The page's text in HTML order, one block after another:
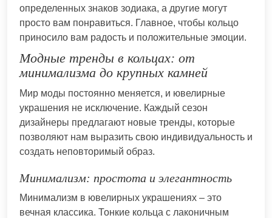
определенных знаков зодиака, а другие могут
просто вам понравиться. Главное, чтобы кольцо
приносило вам радость и положительные эмоции.
Модные тренды в кольцах: от
минимализма до крупных камней
Мир моды постоянно меняется, и ювелирные
украшения не исключение. Каждый сезон
дизайнеры предлагают новые тренды, которые
позволяют нам выразить свою индивидуальность и
создать неповторимый образ.
Минимализм: простота и элегантность
Минимализм в ювелирных украшениях – это
вечная классика. Тонкие кольца с лаконичным